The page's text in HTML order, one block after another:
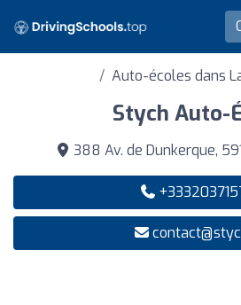
Auto-écoles dans
Stych Auto-
388 Av. de Dunkerque,